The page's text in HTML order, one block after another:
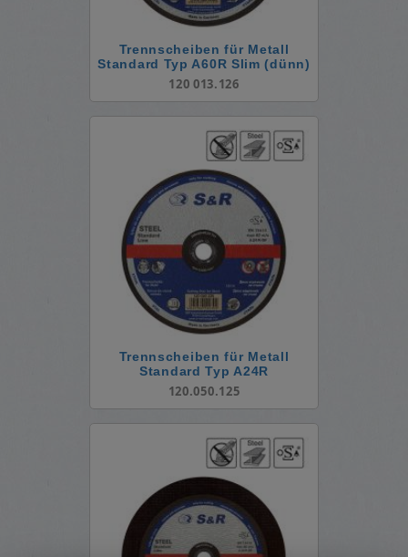
Trennscheiben für Metall
Standard Typ A60R Slim (dünn)
120 013.126
Trennscheiben für Metall
Standard Typ A24R
120.050.125